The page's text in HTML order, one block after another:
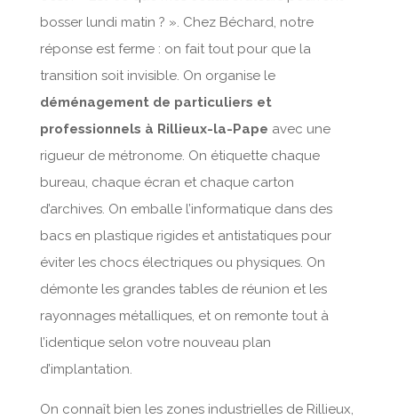
bosser lundi matin ? ». Chez Béchard, notre
réponse est ferme : on fait tout pour que la
transition soit invisible. On organise le
déménagement de particuliers et
professionnels à Rillieux-la-Pape avec une
rigueur de métronome. On étiquette chaque
bureau, chaque écran et chaque carton
d’archives. On emballe l’informatique dans des
bacs en plastique rigides et antistatiques pour
éviter les chocs électriques ou physiques. On
démonte les grandes tables de réunion et les
rayonnages métalliques, et on remonte tout à
l’identique selon votre nouveau plan
d’implantation.
On connaît bien les zones industrielles de Rillieux,